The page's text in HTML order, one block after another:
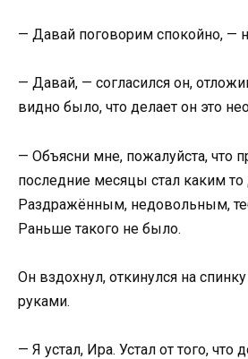
— Давай поговорим спокойно, —
— Давай, — согласился он,
видно было, что делает он это
— Объясни мне, пожалуйста, что
последние месяцы стал каким то
Раздражённым, недовольным,
Раньше такого не было.
Он вздохнул, откинулся на
руками.
— Я устал, Ира. Устал от того, что